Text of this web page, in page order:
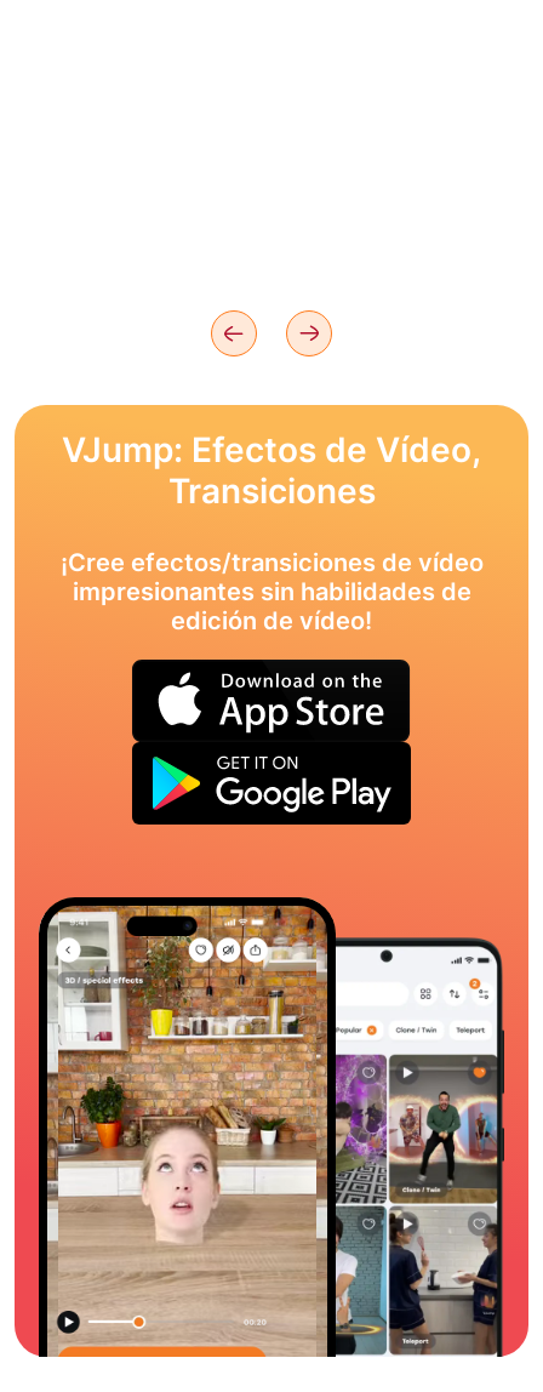
VJump: Efectos de Vídeo,
Transiciones
¡Cree efectos/transiciones de vídeo
impresionantes sin habilidades de
edición de vídeo!